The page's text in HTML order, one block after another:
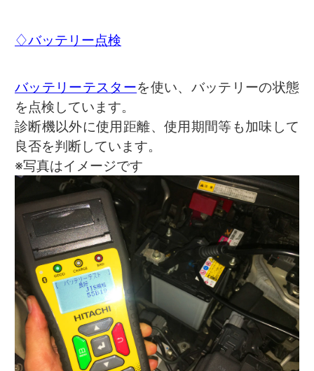
♢バッテリー点検
バッテリーテスターを使い、バッテリーの状態
を点検しています。
診断機以外に使用距離、使用期間等も加味して
良否を判断しています。
※写真はイメージです